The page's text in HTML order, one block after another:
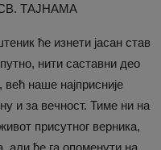
ТАЈНАМА
ће изнети јасан став
нити саставни део
наше најприсније
и за вечност. Тиме ни на
присутног верника,
али ће га опоменути на